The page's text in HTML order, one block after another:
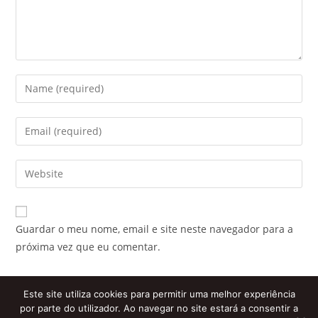
Enter
your
name
comment
Enter
your
email
address
comment
Enter
your
website
URL
Guardar o meu nome, email e site neste navegador para a
próxima vez que eu comentar.
Este site utiliza cookies para permitir uma melhor experiência
por parte do utilizador. Ao navegar no site estará a consentir a